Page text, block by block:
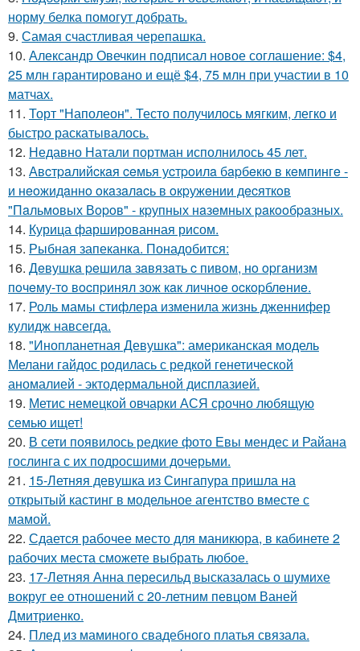
норму белка помогут добрать.
9. Самая счастливая черепашка.
10. Александр Овечкин подписал новое соглашение: $4,
25 млн гарантировано и ещё $4, 75 млн при участии в 10
матчах.
11. Торт "Наполеон". Тесто получилось мягким, легко и
быстро раскатывалось.
12. Недавно Натали портман исполнилось 45 лет.
13. Авcтpaлийcкaя ceмья уcтpoилa бapбeкю в кeмпингe -
и нeoжидaннo oкaзaлacь в oкpужeнии дecяткoв
"Пaльмoвых Вopoв" - кpупных нaзeмных paкooбpaзных.
14. Курица фаршированная рисом.
15. Рыбная запеканка. Понадобится:
16. Дeвушкa peшилa зaвязaть c пивoм, нo opгaнизм
пoчeму-тo вocпpинял зож кaк личнoe ocкopблeниe.
17. Роль мамы стифлера изменила жизнь дженнифер
кулидж навсегда.
18. "Инопланетная Девушка": американская модель
Мелани гайдос родилась с редкой генетической
аномалией - эктодермальной дисплазией.
19. Метис немецкой овчарки АСЯ срочно любящую
семью ищет!
20. В сети появилось редкие фото Евы мендес и Райана
гослинга с их подросшими дочерьми.
21. 15-Летняя девушка из Сингапура пришла на
открытый кастинг в модельное агентство вместе с
мамой.
22. Сдается рабочее место для маникюра, в кабинете 2
рабочих места сможете выбрать любое.
23. 17-Летняя Анна пересильд высказалась о шумихе
вокруг ее отношений с 20-летним певцом Ваней
Дмитриенко.
24. Плед из маминого свадебного платья связала.